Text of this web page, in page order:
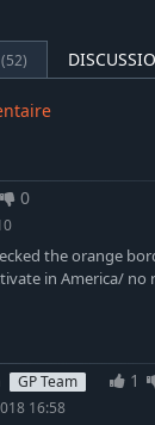
(52)
0
the orange
in America/ no
GP Team 1
16:58